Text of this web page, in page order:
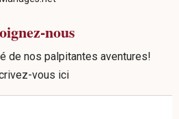
nous
de nos palpitantes aventures!
vous ici